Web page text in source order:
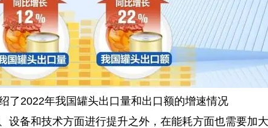
了2022年我国罐头出口量和出口额的增速情况
设备和技术方面进行提升之外，在能耗方面也需要加